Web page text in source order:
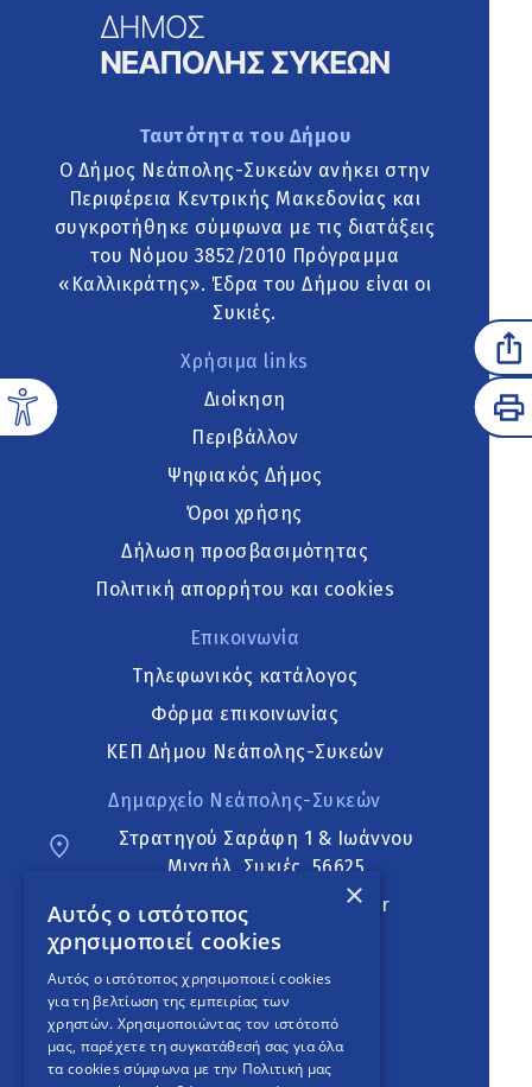
Ταυτότητα του Δήμου
Ο Δήμος Νεάπολης-Συκεών ανήκει στην
Περιφέρεια Κεντρικής Μακεδονίας και
συγκροτήθηκε σύμφωνα με τις διατάξεις
του Νόμου 3852/2010 Πρόγραμμα
«Καλλικράτης». Έδρα του Δήμου είναι οι
Συκιές.
Χρήσιμα links
Διοίκηση
Περιβάλλον
Ψηφιακός Δήμος
Όροι χρήσης
Δήλωση προσβασιμότητας
Πολιτική απορρήτου και cookies
Επικοινωνία
Τηλεφωνικός κατάλογος
Φόρμα επικοινωνίας
ΚΕΠ Δήμου Νεάπολης-Συκεών
Δημαρχείο Νεάπολης-Συκεών
Στρατηγού Σαράφη 1 & Ιωάννου
Μιχαήλ, Συκιές, 56625
neapoli.sykies@ddt.gov.gr
Ακολουθήστε
English Version
×
Αυτός ο ιστότοπος
χρησιμοποιεί cookies
Αυτός ο ιστότοπος χρησιμοποιεί cookies
για τη βελτίωση της εμπειρίας των
χρηστών. Χρησιμοποιώντας τον ιστότοπό
μας, παρέχετε τη συγκατάθεσή σας για όλα
τα cookies σύμφωνα με την Πολιτική μας